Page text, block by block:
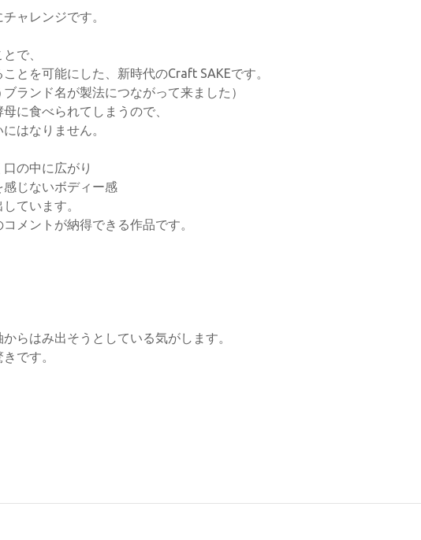
ャレンジです。
で、
とを可能にした、新時代のCraft SAKEです。
ランド名が製法につながって来ました）
に食べられてしまうので、
はなりません。
の中に広がり
じないボディー感
ています。
メントが納得できる作品です。
らはみ出そうとしている気がします。
です。